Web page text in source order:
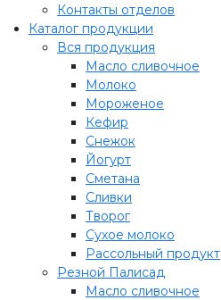
Контакты отделов
Каталог продукции
Вся продукция
Масло сливочное
Молоко
Мороженое
Кефир
Снежок
Йогурт
Сметана
Сливки
Творог
Сухое молоко
Рассольный продукт
Резной Палисад
Масло сливочное